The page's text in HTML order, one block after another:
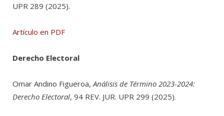
UPR 289 (2025).
Artículo en PDF
Derecho Electoral
Omar Andino Figueroa, Análisis de Término 2023-2024:
Derecho Electoral, 94 REV. JUR. UPR 299 (2025).